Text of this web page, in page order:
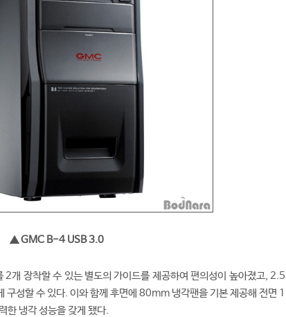
▲ GMC B-4 USB 3.0
개 장착할 수 있는 별도의 가이드를 제공하여 편의성이 높아졌고, 2.5
성할 수 있다. 이와 함께 후면에 80mm 냉각팬을 기본 제공해 전면 1
한 냉각 성능을 갖게 됐다.